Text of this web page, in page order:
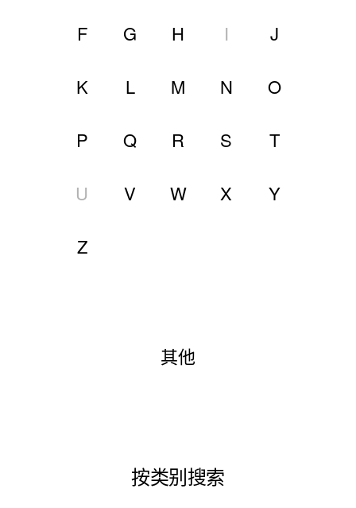
F G H I J
K L M N O
P Q R S T
U V W X Y
Z
其他
按类别搜索